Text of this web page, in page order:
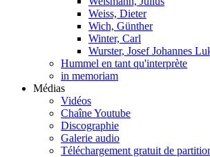
Weiss, Dieter
Wich, Günther
Winter, Carl
Wurster, Josef Johannes
Hummel en tant qu'interprète
in memoriam
Médias
Vidéos
Chaîne Youtube
Discographie
Galerie audio
Téléchargement gratuit de